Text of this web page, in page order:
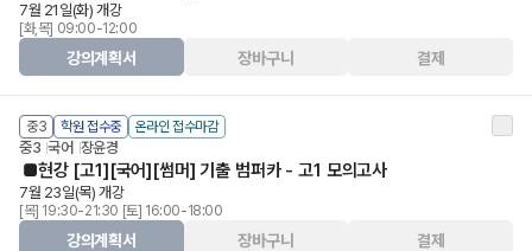
7월 21일(화) 개강
[화,목] 09:00-12:00
강의계획서 장바구니 결제
중3 학원 접수중 온라인 접수마감
중3 국어 장윤경
■현강 [고1][국어][썸머] 기출 범퍼카 - 고1 모의고사
7월 23일(목) 개강
[목] 19:30-21:30 [토] 16:00-18:00
강의계획서 장바구니 결제